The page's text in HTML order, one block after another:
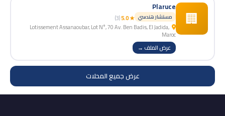
🏢
Plaruce
مستشار هندسي ★ 5.0
(3)
Lotissement Assanaoubar, Lot N°, 70 Av. Ben Badis, El Jadida,
Maroc
عرض الملف →
عرض جميع المحلات